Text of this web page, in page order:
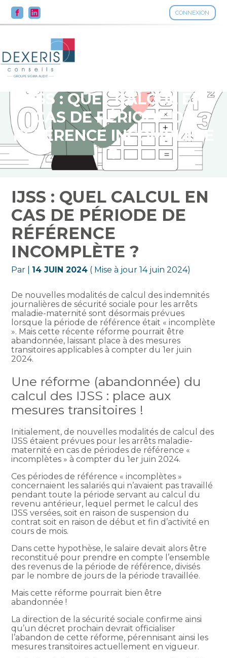
CONNEXION
Aller
au
contenu
IJSS : QUEL CALCUL EN
CAS DE PÉRIODE DE
RÉFÉRENCE INCOMPLÈTE
?
IJSS : QUEL CALCUL EN
CAS DE PÉRIODE DE
RÉFÉRENCE
INCOMPLÈTE ?
Par 14 JUIN 2024 ( Mise à jour 14 juin 2024)
De nouvelles modalités de calcul des indemnités
journalières de sécurité sociale pour les arrêts
maladie-maternité sont désormais prévues
lorsque la période de référence était « incomplète
». Mais cette récente réforme pourrait être
abandonnée, laissant place à des mesures
transitoires applicables à compter du 1er juin
2024.
Une réforme (abandonnée) du
calcul des IJSS : place aux
mesures transitoires !
Initialement, de nouvelles modalités de calcul des
IJSS étaient prévues pour les arrêts maladie-
maternité en cas de périodes de référence «
incomplètes » à compter du 1er juin 2024.
Ces périodes de référence « incomplètes »
concernaient les salariés qui n’avaient pas travaillé
pendant toute la période servant au calcul du
revenu antérieur, lequel permet le calcul des
IJSS versées, soit en raison de suspension du
contrat soit en raison de début et fin d’activité en
cours de mois.
Dans cette hypothèse, le salaire devait alors être
reconstitué pour prendre en compte l’ensemble
des revenus de la période de référence, divisés
par le nombre de jours de la période travaillée.
Mais cette réforme pourrait bien être
abandonnée !
La direction de la sécurité sociale confirme ainsi
qu’un décret prochain devrait officialiser
l’abandon de cette réforme, pérennisant ainsi les
mesures transitoires actuellement en vigueur.